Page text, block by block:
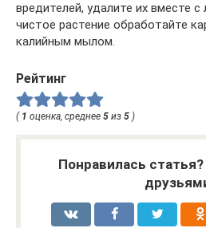
вредителей, удалите их вместе
чистое растение обработайте
калийным мылом.
Рейтинг
( 1 оценка, среднее 5 из 5 )
Понравилась